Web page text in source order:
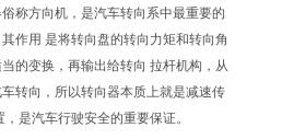
称方向机，是汽车转向系中最重要的
作用 是将转向盘的转向力矩和转向角
的变换，再输出给转向 拉杆机构，从
转向，所以转向器本质上就是减速传
，是汽车行驶安全的重要保证。